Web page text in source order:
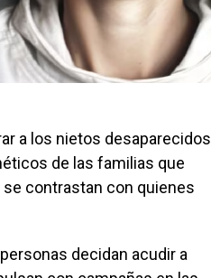
a los nietos desaparecidos
de las familias que
contrastan con quienes
decidan acudir a